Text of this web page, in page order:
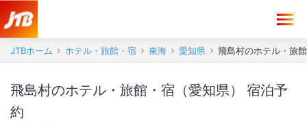
JTBホーム ホテル・旅館・宿 東海 愛知県 飛島村のホテル・旅
飛島村のホテル・旅館・宿（愛知県） 宿泊予
約